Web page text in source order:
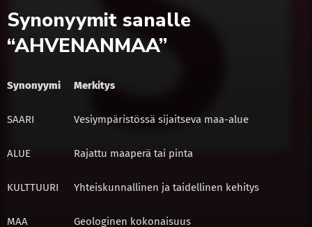
Synonyymit sanalle
“AHVENANMAA”
Synonyymi Merkitys
SAARI Vesiympäristössä sijaitseva maa-alue
ALUE Rajattu maaperä tai pinta
KULTTUURI Yhteiskunnallinen ja taidellinen kehitys
MAA Geologinen kokonaisuus